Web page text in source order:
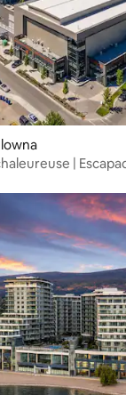
|